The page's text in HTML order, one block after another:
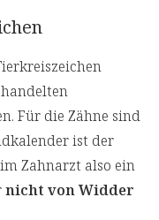
Für die Zähne sind
ist der
Zahnarzt also ein
nicht von Widder